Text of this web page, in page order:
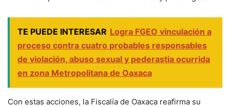
TE PUEDE INTERESAR Logra FGEO vinculación a
proceso contra cuatro probables responsables
de violación, abuso sexual y pederastia ocurrida
en zona Metropolitana de Oaxaca
Con estas acciones, la Fiscalía de Oaxaca reafirma su